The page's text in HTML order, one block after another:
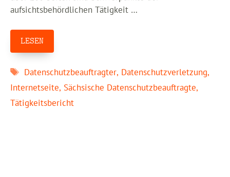
aufsichtsbehördlichen Tätigkeit …
LESEN
Schlagwörter
Datenschutzbeauftragter, Datenschutzverletzung,
Internetseite, Sächsische Datenschutzbeauftragte,
Tätigkeitsbericht